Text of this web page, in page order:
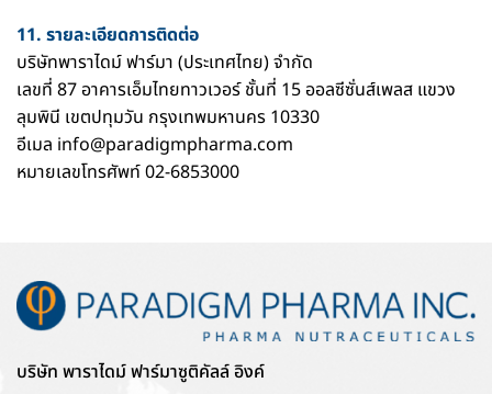
11. รายละเอียดการติดต่อ
บริษัทพาราไดม์ ฟาร์มา (ประเทศไทย) จำกัด
เลขที่ 87 อาคารเอ็มไทยทาวเวอร์ ชั้นที่ 15 ออลซีซั่นส์เพลส แขวง
ลุมพินี เขตปทุมวัน กรุงเทพมหานคร 10330
อีเมล info@paradigmpharma.com
หมายเลขโทรศัพท์02-6853000
บริษัท พาราไดม์ ฟาร์มาซูติคัลล์ อิงค์